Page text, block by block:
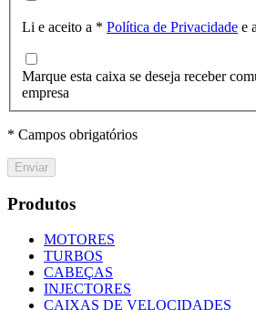
Li e aceito a * Política de Privacidade e a
Marque esta caixa se deseja receber
empresa
* Campos obrigatórios
Enviar
Produtos
MOTORES
TURBOS
CABEÇAS
INJECTORES
CAIXAS DE VELOCIDADES